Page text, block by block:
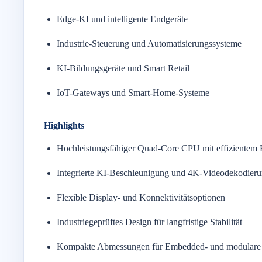
Edge-KI und intelligente Endgeräte
Industrie-Steuerung und Automatisierungssysteme
KI-Bildungsgeräte und Smart Retail
IoT-Gateways und Smart-Home-Systeme
Highlights
Hochleistungsfähiger Quad-Core CPU mit effizientem
Integrierte KI-Beschleunigung und 4K-
Flexible Display- und Konnektivitätsoptionen
Industriegeprüftes Design für langfristige Stabilität
Kompakte Abmessungen für Embedded- und